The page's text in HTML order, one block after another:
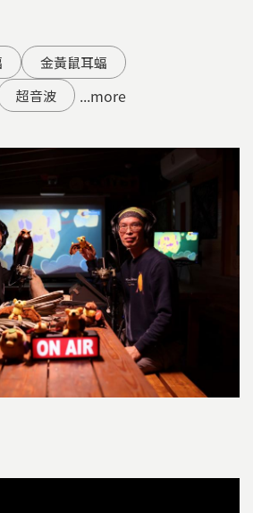
金黃鼠耳蝠
超音波 ...more